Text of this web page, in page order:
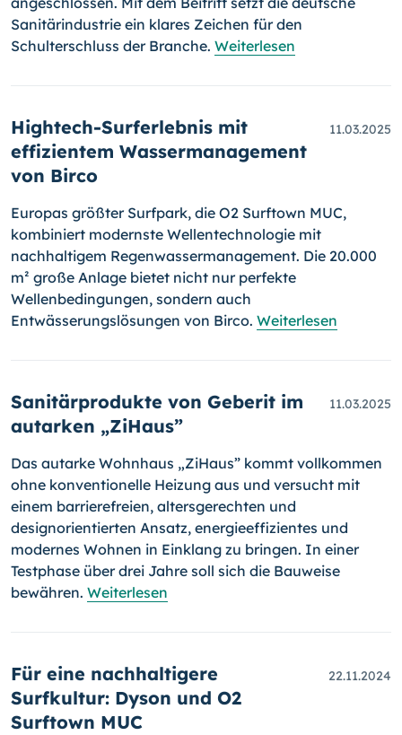
Sanitärindustrie ein klares Zeichen für den
Schulterschluss der Branche. Weiterlesen
Hightech-Surferlebnis mit
effizientem Wassermanagement
von Birco
11.03.2025
Europas größter Surfpark, die O2 Surftown MUC,
kombiniert modernste Wellentechnologie mit
nachhaltigem Regenwassermanagement. Die 20.000
m² große Anlage bietet nicht nur perfekte
Wellenbedingungen, sondern auch
Entwässerungslösungen von Birco. Weiterlesen
Sanitärprodukte von Geberit im
autarken „ZiHaus”
11.03.2025
Das autarke Wohnhaus „ZiHaus” kommt vollkommen
ohne konventionelle Heizung aus und versucht mit
einem barrierefreien, altersgerechten und
designorientierten Ansatz, energieeffizientes und
modernes Wohnen in Einklang zu bringen. In einer
Testphase über drei Jahre soll sich die Bauweise
bewähren. Weiterlesen
Für eine nachhaltigere
Surfkultur: Dyson und O2
Surftown MUC
22.11.2024